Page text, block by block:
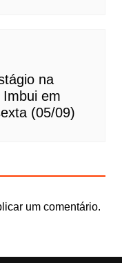
na
em
(05/09)
um comentário.